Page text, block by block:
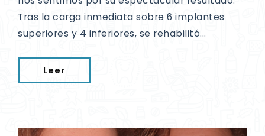
Tras la carga inmediata sobre 6 implantes
superiores y 4 inferiores, se rehabilitó...
Leer